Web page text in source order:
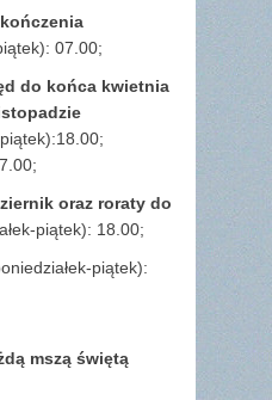
07.00;
do końca kwietnia
oraz roraty do
piątek): 18.00;
piątek):
mszą świętą